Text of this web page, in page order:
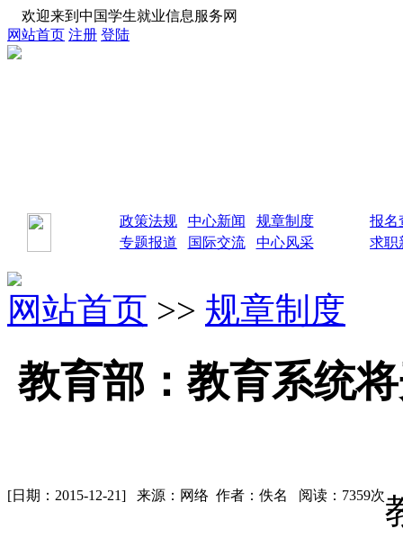
欢迎来到中国学生就业信息服务网
网站首页 注册 登陆
政策法规 中心新闻
规章制度
专题报道
国际交流 中心风采
报名
求职
网站首页 >> 规章制度
教育部：教育系统
[日期：2015-12-21] 来源：网络 作者：佚名 阅读：7359次